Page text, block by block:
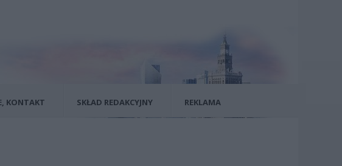
KONTAKT SKŁAD REDAKCYJNY REKLAMA